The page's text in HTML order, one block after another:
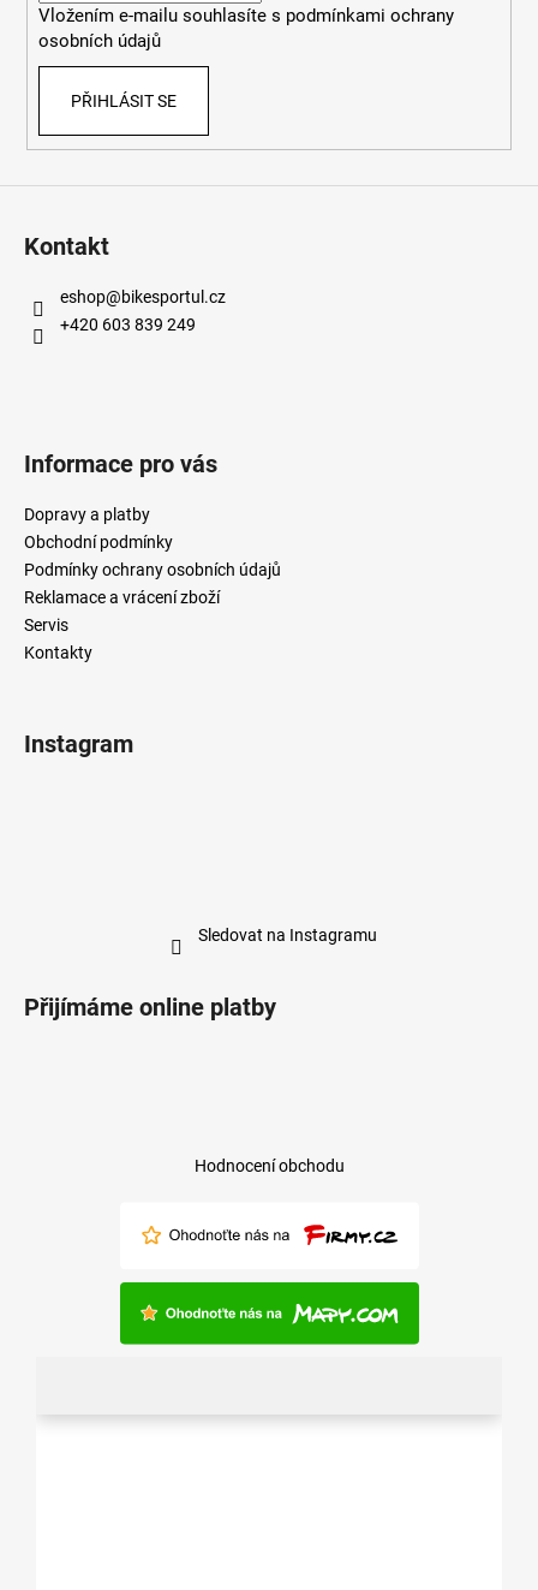
Vložením e-mailu souhlasíte s podmínkami ochrany
osobních údajů
PŘIHLÁSIT SE
Kontakt
eshop@bikesportul.cz
+420 603 839 249
Informace pro vás
Dopravy a platby
Obchodní podmínky
Podmínky ochrany osobních údajů
Reklamace a vrácení zboží
Servis
Kontakty
Instagram
Sledovat na Instagramu
Přijímáme online platby
Hodnocení obchodu